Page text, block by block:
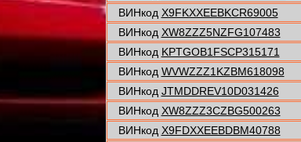
ВИНкод X9FKXXEEBKCR69005
ВИНкод XW8ZZZ5NZFG107483
ВИНкод KPTGOB1FSCP315171
ВИНкод WVWZZZ1KZBM618098
ВИНкод JTMDDREV10D031426
ВИНкод XW8ZZZ3CZBG500263
ВИНкод X9FDXXEEBDBM40788